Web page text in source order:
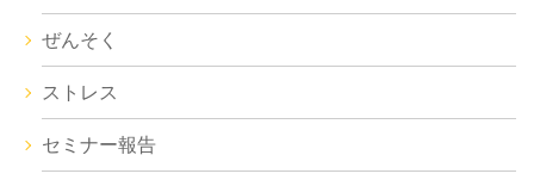
ぜんそく
ストレス
セミナー報告